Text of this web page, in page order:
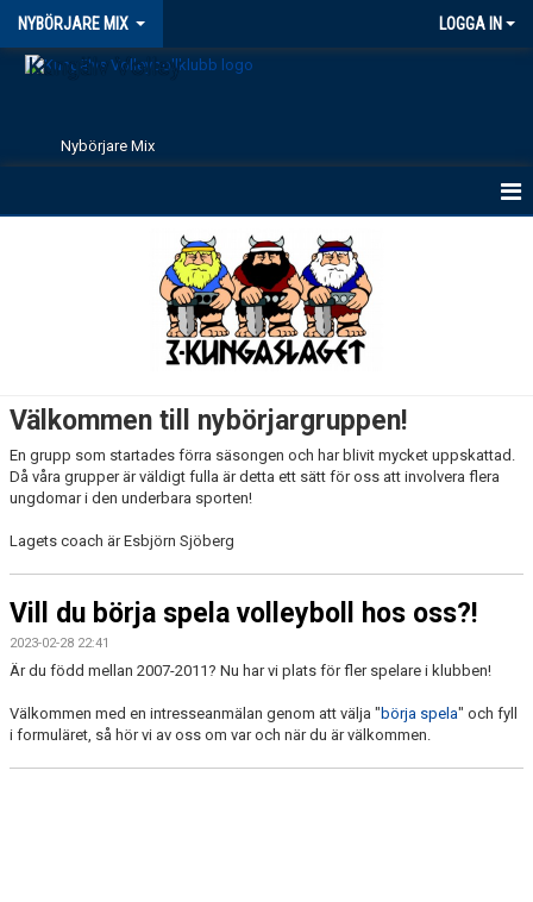
NYBÖRJARE MIX LOGGA IN
Kungälv Volley
Nybörjare Mix
Välkommen till nybörjargruppen!
En grupp som startades förra säsongen och har blivit mycket uppskattad.
Då våra grupper är väldigt fulla är detta ett sätt för oss att involvera flera
ungdomar i den underbara sporten!
Lagets coach är Esbjörn Sjöberg
Vill du börja spela volleyboll hos oss?!
2023-02-28 22:41
Är du född mellan 2007-2011? Nu har vi plats för fler spelare i klubben!
Välkommen med en intresseanmälan genom att välja " börja spela" och fyll
i formuläret, så hör vi av oss om var och när du är välkommen.